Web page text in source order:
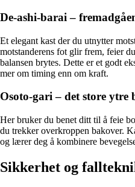
De-ashi-barai –
Et elegant kast der du utnytter
motstanderens fot glir frem, feier
balansen brytes. Dette er et godt
mer om timing enn om kraft.
Osoto-gari – det store ytre
Her bruker du benet ditt til å feie
du trekker overkroppen bakover.
og lærer deg å kombinere
Sikkerhet og